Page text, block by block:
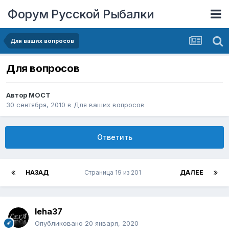
Форум Русской Рыбалки
Для ваших вопросов
Для вопросов
Автор MOCT
30 сентября, 2010 в Для ваших вопросов
Ответить
НАЗАД ДАЛЕЕ
Страница 19 из 201
leha37
Опубликовано 20 января, 2020